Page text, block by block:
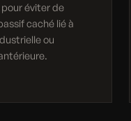
éviter de
caché lié à
ou